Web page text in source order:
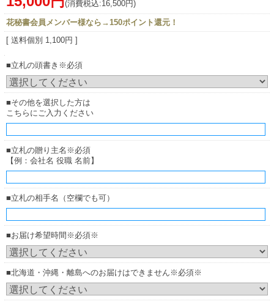
(消費税込:16,500円)
花秘書会員メンバー様なら→150ポイント還元！
[ 送料個別 1,100円 ]
■立札の頭書き※必須
■その他を選択した方は
こちらにご入力ください
■立札の贈り主名※必須
【例：会社名 役職 名前】
■立札の相手名（空欄でも可）
■お届け希望時間※必須※
■北海道・沖縄・離島へのお届けはできません※必須※